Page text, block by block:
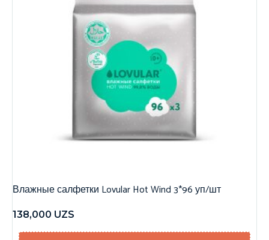
Влажные салфетки Lovular Hot Wind 3*96 уп/шт
138,000 UZS